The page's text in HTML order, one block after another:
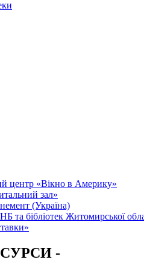
центр «Вікно в Америку»
зал»
(Україна)
та бібліотек Житомирської
-